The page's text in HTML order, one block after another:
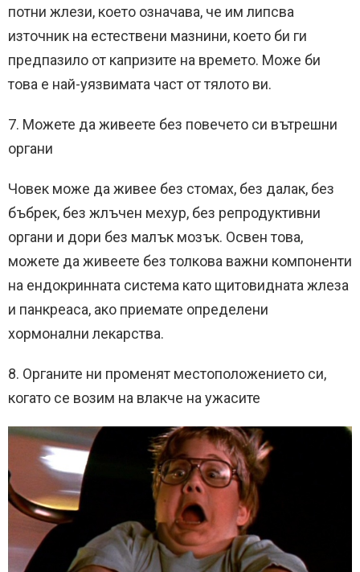
потни жлези, което означава, че им липсва
източник на естествени мазнини, което би ги
предпазило от капризите на времето. Може би
това е най-уязвимата част от тялото ви.
7. Можете да живеете без повечето си вътрешни
органи
Човек може да живее без стомах, без далак, без
бъбрек, без жлъчен мехур, без репродуктивни
органи и дори без малък мозък. Освен това,
можете да живеете без толкова важни компоненти
на ендокринната система като щитовидната жлеза
и панкреаса, ако приемате определени
хормонални лекарства.
8. Органите ни променят местоположението си,
когато се возим на влакче на ужасите